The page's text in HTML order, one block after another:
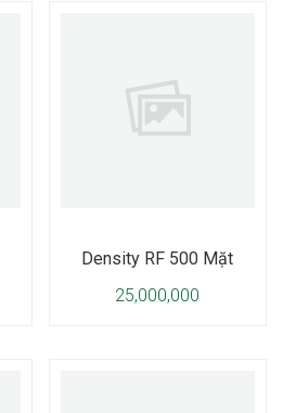
Density RF 500 Mặt
25,000,000